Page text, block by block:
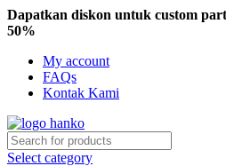
Dapatkan diskon untuk custom
50%
My account
FAQs
Kontak Kami
Select category